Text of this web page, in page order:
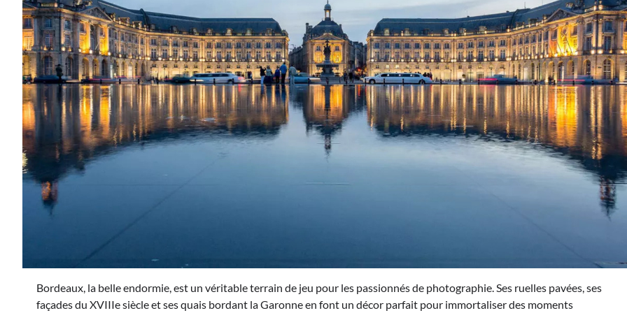
Bordeaux, la belle endormie, est un véritable terrain de jeu pour les passionnés de photographie. Ses ruelles pavées, ses
façades du XVIIIe siècle et ses quais bordant la Garonne en font un décor parfait pour immortaliser des moments